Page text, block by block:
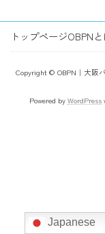
トップページOBPNと
Copyright © OBPN｜大阪
Powered by WordPress
Japanese